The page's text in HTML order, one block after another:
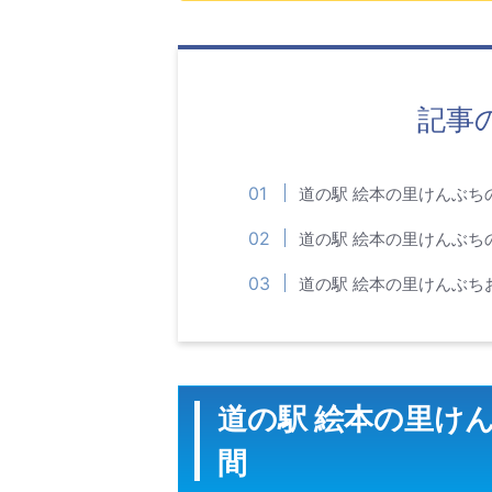
記事
道の駅 絵本の里けんぶ
道の駅 絵本の里けんぶち
道の駅 絵本の里けんぶち
道の駅 絵本の里け
間